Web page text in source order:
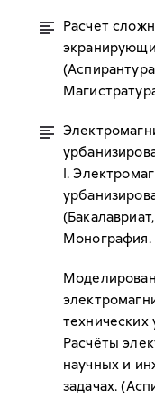
Расчет
I.
Монография.
технических
Расчёты
научных и
задачах.